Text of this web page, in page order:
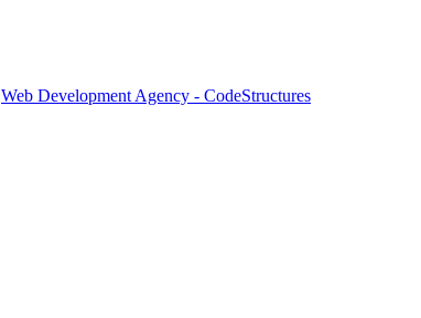
Web Development Agency - CodeStructures